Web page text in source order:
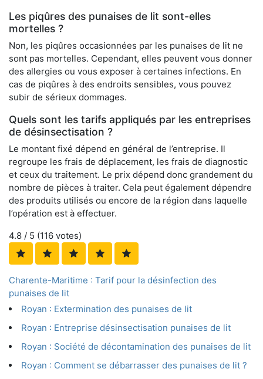
Les piqûres des punaises de lit sont-elles
mortelles ?
Non, les piqûres occasionnées par les punaises de lit ne
sont pas mortelles. Cependant, elles peuvent vous donner
des allergies ou vous exposer à certaines infections. En
cas de piqûres à des endroits sensibles, vous pouvez
subir de sérieux dommages.
Quels sont les tarifs appliqués par les entreprises
de désinsectisation ?
Le montant fixé dépend en général de l’entreprise. Il
regroupe les frais de déplacement, les frais de diagnostic
et ceux du traitement. Le prix dépend donc grandement du
nombre de pièces à traiter. Cela peut également dépendre
des produits utilisés ou encore de la région dans laquelle
l’opération est à effectuer.
4.8 / 5 (116 votes)
Charente-Maritime : Tarif pour la désinfection des
punaises de lit
Royan : Extermination des punaises de lit
Royan : Entreprise désinsectisation punaises de lit
Royan : Société de décontamination des punaises de lit
Royan : Comment se débarrasser des punaises de lit ?